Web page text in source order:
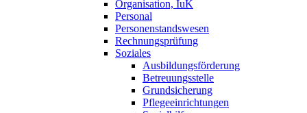
Organisation, IuK
Personal
Personenstandswesen
Rechnungsprüfung
Soziales
Ausbildungsförderung
Betreuungsstelle
Grundsicherung
Pflegeeinrichtungen